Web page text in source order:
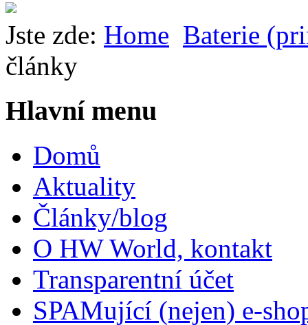
Jste zde: Home Baterie
články
Hlavní menu
Domů
Aktuality
Články/blog
O HW World, kontakt
Transparentní účet
SPAMující (nejen) e-